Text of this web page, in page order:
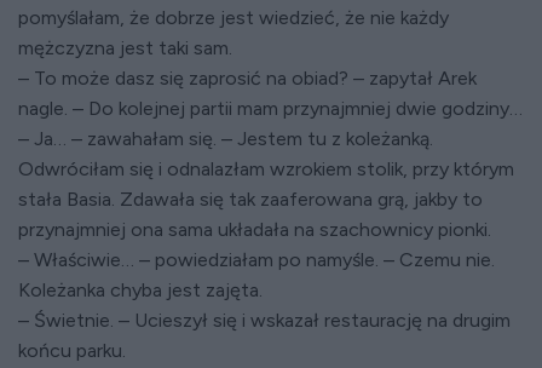
pomyślałam, że dobrze jest wiedzieć, że nie każdy
mężczyzna jest taki sam.
– To może dasz się zaprosić na obiad? – zapytał Arek
nagle. – Do kolejnej partii mam przynajmniej dwie godziny…
– Ja… – zawahałam się. – Jestem tu z koleżanką.
Odwróciłam się i odnalazłam wzrokiem stolik, przy którym
stała Basia. Zdawała się tak zaaferowana grą, jakby to
przynajmniej ona sama układała na szachownicy pionki.
– Właściwie… – powiedziałam po namyśle. – Czemu nie.
Koleżanka chyba jest zajęta.
– Świetnie. – Ucieszył się i wskazał restaurację na drugim
końcu parku.